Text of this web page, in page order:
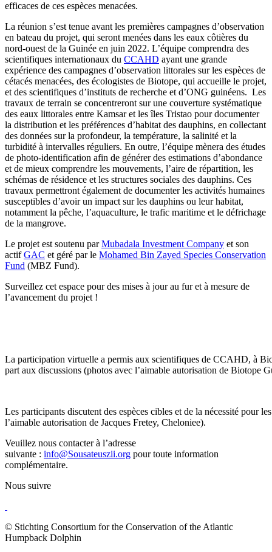
efficaces de ces espèces menacées.
La réunion s’est tenue avant les premières campagnes d’observation
en bateau du projet, qui seront menées dans les eaux côtières du
nord-ouest de la Guinée en juin 2022. L’équipe comprendra des
scientifiques internationaux du CCAHD ayant une grande
expérience des campagnes d’observation littorales sur les espèces de
cétacés menacées, des écologistes de Biotope, qui accueille le projet,
et des scientifiques d’instituts de recherche et d’ONG guinéens. Les
travaux de terrain se concentreront sur une couverture systématique
des eaux littorales entre Kamsar et les îles Tristao pour documenter
la distribution et les préférences d’habitat des dauphins, en collectant
des données sur la profondeur, la température, la salinité et la
turbidité à intervalles réguliers. En outre, l’équipe mènera des études
de photo-identification afin de générer des estimations d’abondance
et de mieux comprendre les mouvements, l’aire de répartition, les
schémas de résidence et les structures sociales des dauphins. Ces
travaux permettront également de documenter les activités humaines
susceptibles d’avoir un impact sur les dauphins ou leur habitat,
notamment la pêche, l’aquaculture, le trafic maritime et le défrichage
de la mangrove.
Le projet est soutenu parMubadala Investment Company et son
actifGAC et géré par le Mohamed Bin Zayed Species Conservation
Fund (MBZ Fund).
Surveillez cet espace pour des mises à jour au fur et à mesure de
l’avancement du projet !
La participation virtuelle a permis aux scientifiques de CCAHD, à
part aux discussions (photos avec l’aimable autorisation de Biotope
Les participants discutent des espèces cibles et de la nécessité pour
l’aimable autorisation de Jacques Fretey, Cheloniee).
Veuillez nous contacter à l’adresse
suivante : info@Sousateuszii.org pour toute information
complémentaire.
Nous suivre
© Stichting Consortium for the Conservation of the Atlantic
Humpback Dolphin